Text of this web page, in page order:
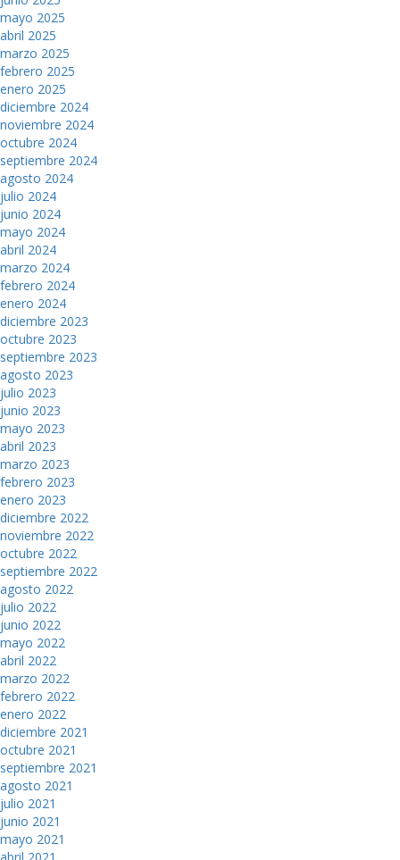
mayo 2025
abril 2025
marzo 2025
febrero 2025
enero 2025
diciembre 2024
noviembre 2024
octubre 2024
septiembre 2024
agosto 2024
julio 2024
junio 2024
mayo 2024
abril 2024
marzo 2024
febrero 2024
enero 2024
diciembre 2023
octubre 2023
septiembre 2023
agosto 2023
julio 2023
junio 2023
mayo 2023
abril 2023
marzo 2023
febrero 2023
enero 2023
diciembre 2022
noviembre 2022
octubre 2022
septiembre 2022
agosto 2022
julio 2022
junio 2022
mayo 2022
abril 2022
marzo 2022
febrero 2022
enero 2022
diciembre 2021
octubre 2021
septiembre 2021
agosto 2021
julio 2021
junio 2021
mayo 2021